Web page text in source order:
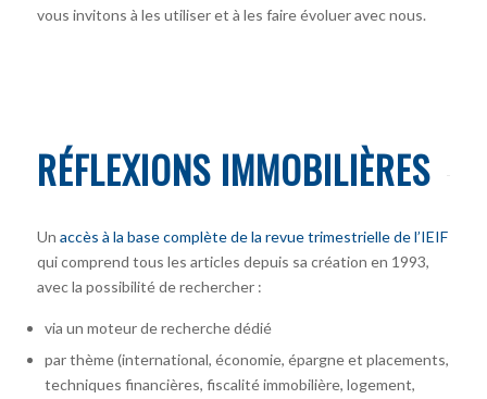
vous invitons à les utiliser et à les faire évoluer avec nous.
RÉFLEXIONS IMMOBILIÈRES
Un accès à la base complète de la revue trimestrielle de l’IEIF
qui comprend tous les articles depuis sa création en 1993,
avec la possibilité de rechercher :
via un moteur de recherche dédié
par thème (international, économie, épargne et placements,
techniques financières, fiscalité immobilière, logement,